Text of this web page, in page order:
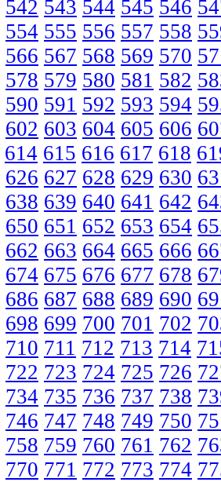
542 543 544 545 546
554 555 556 557 558
566 567 568 569 570
578 579 580 581 582
590 591 592 593 594
602 603 604 605 606
614 615 616 617 618
626 627 628 629 630
638 639 640 641 642
650 651 652 653 654
662 663 664 665 666
674 675 676 677 678
686 687 688 689 690
698 699 700 701 702
710 711 712 713 714
722 723 724 725 726
734 735 736 737 738
746 747 748 749 750
758 759 760 761 762
770 771 772 773 774